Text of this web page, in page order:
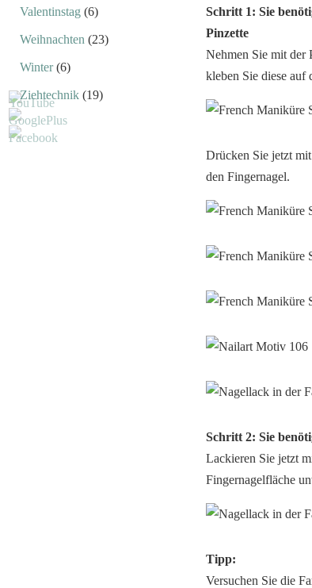
Schritt 1: Sie
Pinzette
Nehmen Sie mit der
kleben Sie diese auf
Drücken Sie jetzt
den Fingernagel.
Schritt 2: Sie
Lackieren Sie jetzt
Fingernagelfläche
Tipp:
Versuchen Sie die
Valentinstag (6)
Weihnachten (23)
Winter(6)
Ziehtechnik (19)